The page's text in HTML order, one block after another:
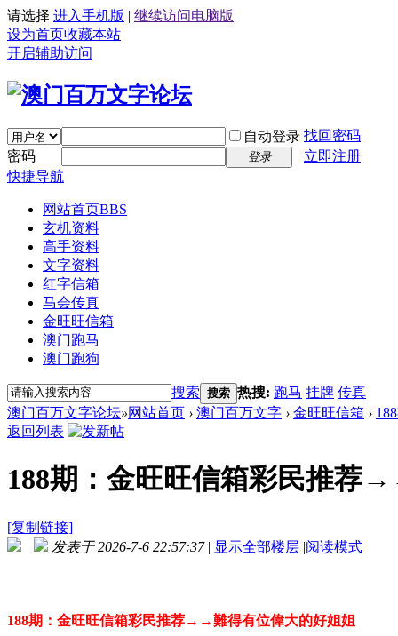
请选择 进入手机版 | 继续访问电脑版
设为首页收藏本站
开启辅助访问
自动登录 找回密码
密码
登录
立即注册
快捷导航
网站首页BBS
玄机资料
高手资料
文字资料
红字信箱
马会传真
金旺旺信箱
澳门跑马
澳门跑狗
搜索 搜索 热搜: 跑马 挂牌 传真
澳门百万文字论坛»网站首页 › 澳门百万文字 › 金旺旺信箱 ›
返回列表
188期：金旺旺信箱彩民推荐
[复制链接]
发表于 2026-7-6 22:57:37 | 显示全部楼层 |阅读模式
188期：金旺旺信箱彩民推荐→→難得有位偉大的好姐姐